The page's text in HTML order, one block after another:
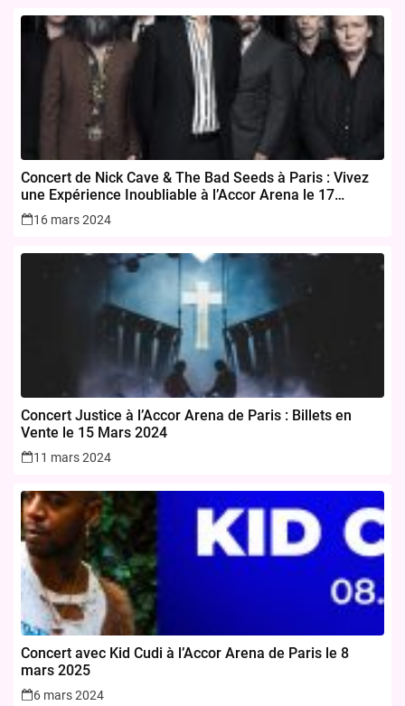
Concert de Nick Cave & The Bad Seeds à Paris : Vivez
une Expérience Inoubliable à l’Accor Arena le 17
novembre 2024
16 mars 2024
Concert Justice à l’Accor Arena de Paris : Billets en
Vente le 15 Mars 2024
11 mars 2024
Concert avec Kid Cudi à l’Accor Arena de Paris le 8
mars 2025
6 mars 2024